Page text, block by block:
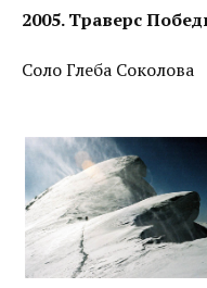
2005. Траверс
Соло Глеба Соколова